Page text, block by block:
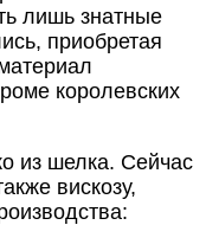
лишь знатные
приобретая
королевских
из шелка. Сейчас
вискозу,